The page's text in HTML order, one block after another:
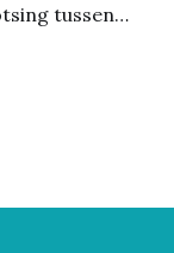
tussen
bestuurders